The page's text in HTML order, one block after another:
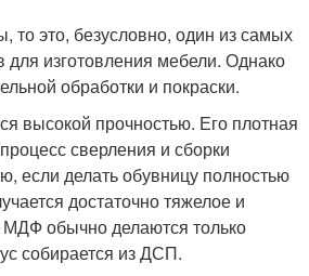
то это, безусловно, один из самых
изготовления мебели. Однако
обработки и покраски.
высокой прочностью. Его плотная
сверления и сборки
если делать обувницу полностью
достаточно тяжелое и
МДФ обычно делаются только
собирается из ДСП.